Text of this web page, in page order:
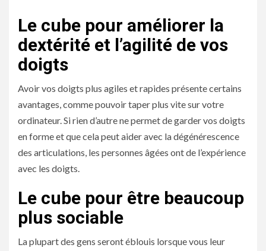
Le cube pour améliorer la
dextérité et l’agilité de vos
doigts
Avoir vos doigts plus agiles et rapides présente certains
avantages, comme pouvoir taper plus vite sur votre
ordinateur. Si rien d’autre ne permet de garder vos doigts
en forme et que cela peut aider avec la dégénérescence
des articulations, les personnes âgées ont de l’expérience
avec les doigts.
Le cube pour être beaucoup
plus sociable
La plupart des gens seront éblouis lorsque vous leur